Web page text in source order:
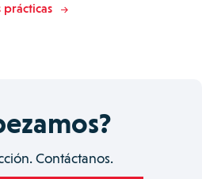
prácticas
Contáctanos.